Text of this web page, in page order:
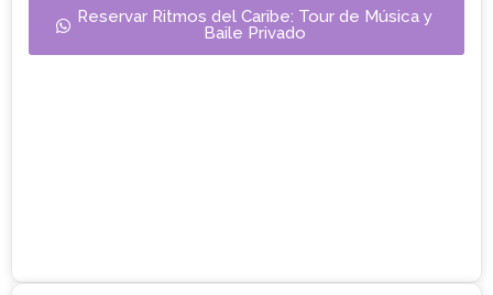
Reservar Ritmos del Caribe: Tour de Música y
Baile Privado